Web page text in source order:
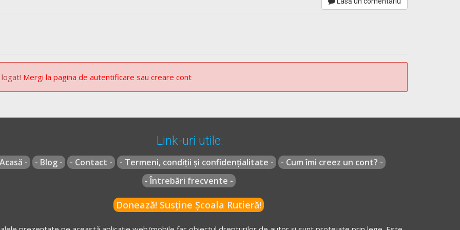
a vehiculelor, cu excepția cazurilor prevăzute la art. 142 lit. f);
amenda prevăzută în clasa a IV-a de sancțiuni și cu aplicarea sancțiunii complementare a suspendării exercitării
de zile săvârșirea de către conducătorul de autovehicul ori de tractor agricol sau forestier a următoarelor
Mergi la pagina de autentificare sau creare cont
Link-uri utile:
- - Blog - - Contact - - Termeni, condiții și confidențialitate -
- Cum îmi creez un cont? -
- Întrebări frecvente -
Donează! Susține Școala Rutieră!